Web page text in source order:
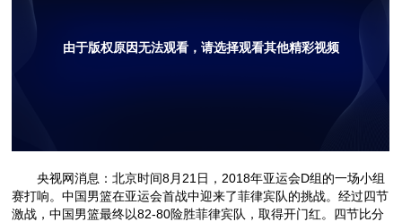
由于版权原因无法观看，请选择观看其他精彩视频
央视网消息：北京时间8月21日，2018年亚运会D组的一场小组
赛打响。中国男篮在亚运会首战中迎来了菲律宾队的挑战。经过四节
激战，中国男篮最终以82-80险胜菲律宾队，取得开门红。四节比分